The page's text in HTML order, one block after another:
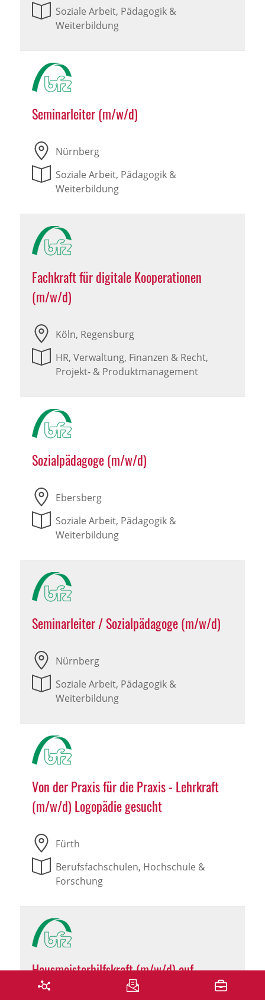
Soziale Arbeit, Pädagogik &
Weiterbildung
Seminarleiter (m/w/d)
Nürnberg
Soziale Arbeit, Pädagogik &
Weiterbildung
Fachkraft für digitale Kooperationen
(m/w/d)
Köln, Regensburg
HR, Verwaltung, Finanzen & Recht,
Projekt- & Produktmanagement
Sozialpädagoge (m/w/d)
Ebersberg
Soziale Arbeit, Pädagogik &
Weiterbildung
Seminarleiter / Sozialpädagoge (m/w/d)
Nürnberg
Soziale Arbeit, Pädagogik &
Weiterbildung
Von der Praxis für die Praxis - Lehrkraft
(m/w/d) Logopädie gesucht
Fürth
Berufsfachschulen, Hochschule &
Forschung
Hausmeisterhilfskraft (m/w/d) auf
Minijob-Basis in Immenstadt im Allgäu